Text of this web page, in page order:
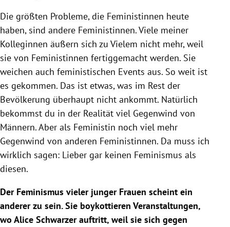
Die größten Probleme, die Feministinnen heute
haben, sind andere Feministinnen. Viele meiner
Kolleginnen äußern sich zu Vielem nicht mehr, weil
sie von Feministinnen fertiggemacht werden. Sie
weichen auch feministischen Events aus. So weit ist
es gekommen. Das ist etwas, was im Rest der
Bevölkerung überhaupt nicht ankommt. Natürlich
bekommst du in der Realität viel Gegenwind von
Männern. Aber als Feministin noch viel mehr
Gegenwind von anderen Feministinnen. Da muss ich
wirklich sagen: Lieber gar keinen Feminismus als
diesen.
Der Feminismus vieler junger Frauen scheint ein
anderer zu sein. Sie boykottieren Veranstaltungen,
wo Alice Schwarzer auftritt, weil sie sich gegen